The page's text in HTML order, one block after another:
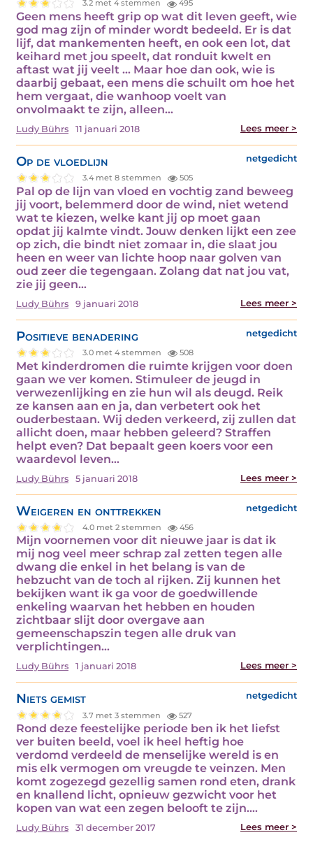
3.2 met 4 stemmen 495
Geen mens heeft grip op wat dit leven geeft, wie
god mag zijn of minder wordt bedeeld. Er is dat
lijf, dat mankementen heeft, en ook een lot, dat
keihard met jou speelt, dat ronduit kwelt en
aftast wat jij veelt … Maar hoe dan ook, wie is
daarbij gebaat, een mens die schuilt om hoe het
hem vergaat, die wanhoop voelt van
onvolmaakt te zijn, alleen…
Ludy Bührs 11 januari 2018 Lees meer >
Op de vloedlijn netgedicht
3.4 met 8 stemmen 505
Pal op de lijn van vloed en vochtig zand beweeg
jij voort, belemmerd door de wind, niet wetend
wat te kiezen, welke kant jij op moet gaan
opdat jij kalmte vindt. Jouw denken lijkt een zee
op zich, die bindt niet zomaar in, die slaat jou
heen en weer van lichte hoop naar golven van
oud zeer die tegengaan. Zolang dat nat jou vat,
zie jij geen…
Ludy Bührs 9 januari 2018 Lees meer >
Positieve benadering netgedicht
3.0 met 4 stemmen 508
Met kinderdromen die ruimte krijgen voor doen
gaan we ver komen. Stimuleer de jeugd in
verwezenlijking en zie hun wil als deugd. Reik
ze kansen aan en ja, dan verbetert ook het
ouderbestaan. Wij deden verkeerd, zij zullen dat
allicht doen, maar hebben geleerd? Straffen
helpt even? Dat bepaalt geen koers voor een
waardevol leven…
Ludy Bührs 5 januari 2018 Lees meer >
Weigeren en onttrekken netgedicht
4.0 met 2 stemmen 456
Mijn voornemen voor dit nieuwe jaar is dat ik
mij nog veel meer schrap zal zetten tegen alle
dwang die enkel in het belang is van de
hebzucht van de toch al rijken. Zij kunnen het
bekijken want ik ga voor de goedwillende
enkeling waarvan het hebben en houden
zichtbaar slijt door overgave aan
gemeenschapszin tegen alle druk van
verplichtingen…
Ludy Bührs 1 januari 2018 Lees meer >
Niets gemist netgedicht
3.7 met 3 stemmen 527
Rond deze feestelijke periode ben ik het liefst
ver buiten beeld, voel ik heel heftig hoe
verdomd verdeeld de menselijke wereld is en
mis elk vermogen om vreugde te veinzen. Men
komt zogezegd gezellig samen rond eten, drank
en knallend licht, opnieuw gezwicht voor het
kopen van wat een zegen belooft te zijn.…
Ludy Bührs 31 december 2017 Lees meer >